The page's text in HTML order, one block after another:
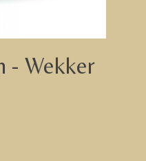
- Wekker